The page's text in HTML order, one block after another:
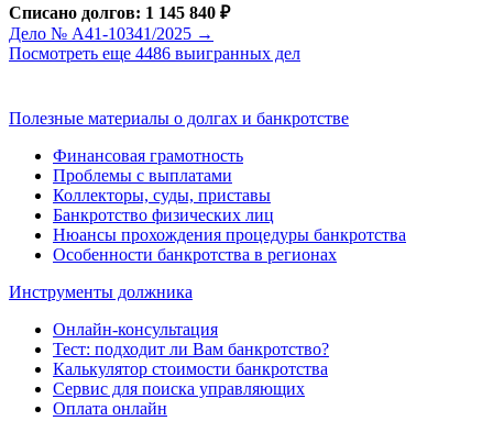
Списано долгов: 1 145 840 ₽
Дело № А41-10341/2025 →
Посмотреть еще 4486 выигранных дел
Полезные материалы о долгах и банкротстве
Финансовая грамотность
Проблемы с выплатами
Коллекторы, суды, приставы
Банкротство физических лиц
Нюансы прохождения процедуры банкротства
Особенности банкротства в регионах
Инструменты должника
Онлайн-консультация
Тест: подходит ли Вам банкротство?
Калькулятор стоимости банкротства
Сервис для поиска управляющих
Оплата онлайн